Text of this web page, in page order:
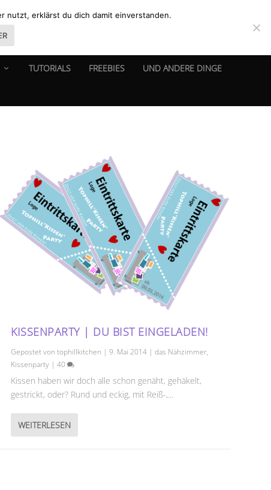
TUTORIALS FREEBIES UND ANDERE DINGE
KISSENPARTY | DU BIST EINGELADEN!
Gepostet vontophillkitchen |9. Mai 2014 |das Nähzimmer,
Kissenparty |40
Kissen haben wir doch alle schon genäht, gehäkelt,
gestrickt, oder? Rund und eckig, mit Reiß-,...
WEITERLESEN
nutzt, erklärst du dich damit einverstanden.